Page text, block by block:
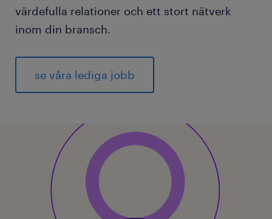
värdefulla relationer och ett stort nätverk
inom din bransch.
se våra lediga jobb